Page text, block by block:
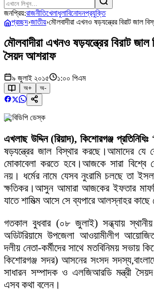
জনপ্রিয়:রাজনীতিখেলাধুলাবিনোদনপ্রযুক্তি
প্রচ্ছদ›জাতীয়›মৌলবাদীরা এখনও ষড়যন্ত্রের বিরাট জাল
মৌলবাদীরা এখনও ষড়যন্ত্রের বিরাট
সৈয়দ আশরাফ
৯ জুলাই ২০১৫ ১:০০ পিএম
অ+ অ-
বিডিপি ডেস্ক
এখলাছ উদ্দিন(রিয়াদ),কিশোরগঞ্জ প্রতিনিধিঃ
ষড়যন্ত্রের জাল বিস্থার করছে।আমাদের যে
মোকাবেলা করতে হবে।আজকে সারা বিশ্বে
নয়। ধর্মের নামে যেসব নুংরামি চলছে তা
ক্ষতিকর।আসুন আমারা আজকের ইফতার
যাতে শামিত্ম আসে সে ব্যপারে আলস্নাহর
গতকাল বুধবার (০৮ জুলাই) সন্ধ্যায়
অডিটরিয়ামে উপজেলা আওয়ামীলীগ
দলীয় নেতা-কর্মীদের সাথে মতবিনিময় সভায়
কিশোরগঞ্জ সদর) আসনের সংসদ
সাধারন সম্পাদক ও এলজিআরডি মন্ত্রী
এসব কথা বলেন।